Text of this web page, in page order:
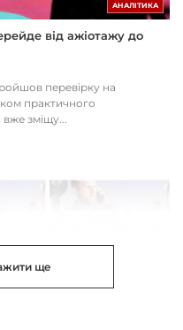
АНАЛІТИКА
від ажіотажу до
перевірку на
практичного
вже зміщу...
ще